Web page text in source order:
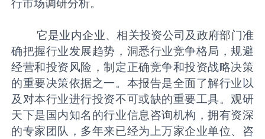
行市场调研分析。
它是业内企业、相关投资公司及政府部门准
确把握行业发展趋势，洞悉行业竞争格局，规避
经营和投资风险，制定正确竞争和投资战略决策
的重要决策依据之一。本报告是全面了解行业以
及对本行业进行投资不可或缺的重要工具。观研
天下是国内知名的行业信息咨询机构，拥有资深
的专家团队，多年来已经为上万家企业单位、咨